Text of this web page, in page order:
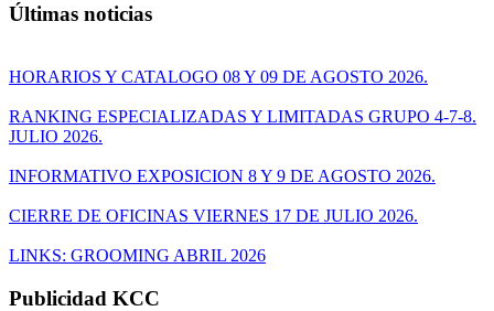
Últimas noticias
HORARIOS Y CATALOGO 08 Y 09 DE AGOSTO 2026.
RANKING ESPECIALIZADAS Y LIMITADAS GRUPO 4-7-8.
JULIO 2026.
INFORMATIVO EXPOSICION 8 Y 9 DE AGOSTO 2026.
CIERRE DE OFICINAS VIERNES 17 DE JULIO 2026.
LINKS: GROOMING ABRIL 2026
Publicidad KCC